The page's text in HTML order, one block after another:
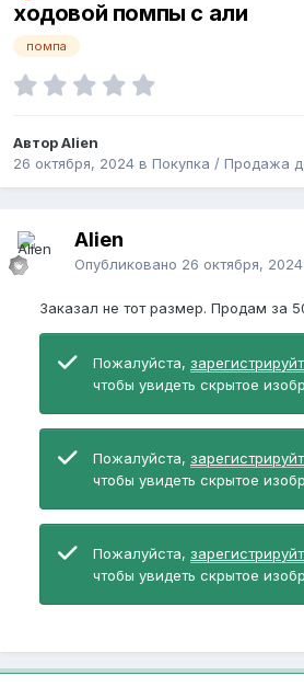
ходовой помпы с али
помпа
Автор Alien
26 октября, 2024 в Покупка / Продажа
Alien
Опубликовано 26 октября, 2024
Заказал не тот размер. Продам за
Пожалуйста,
чтобы увидеть скрытое
Пожалуйста,
чтобы увидеть скрытое
Пожалуйста,
чтобы увидеть скрытое